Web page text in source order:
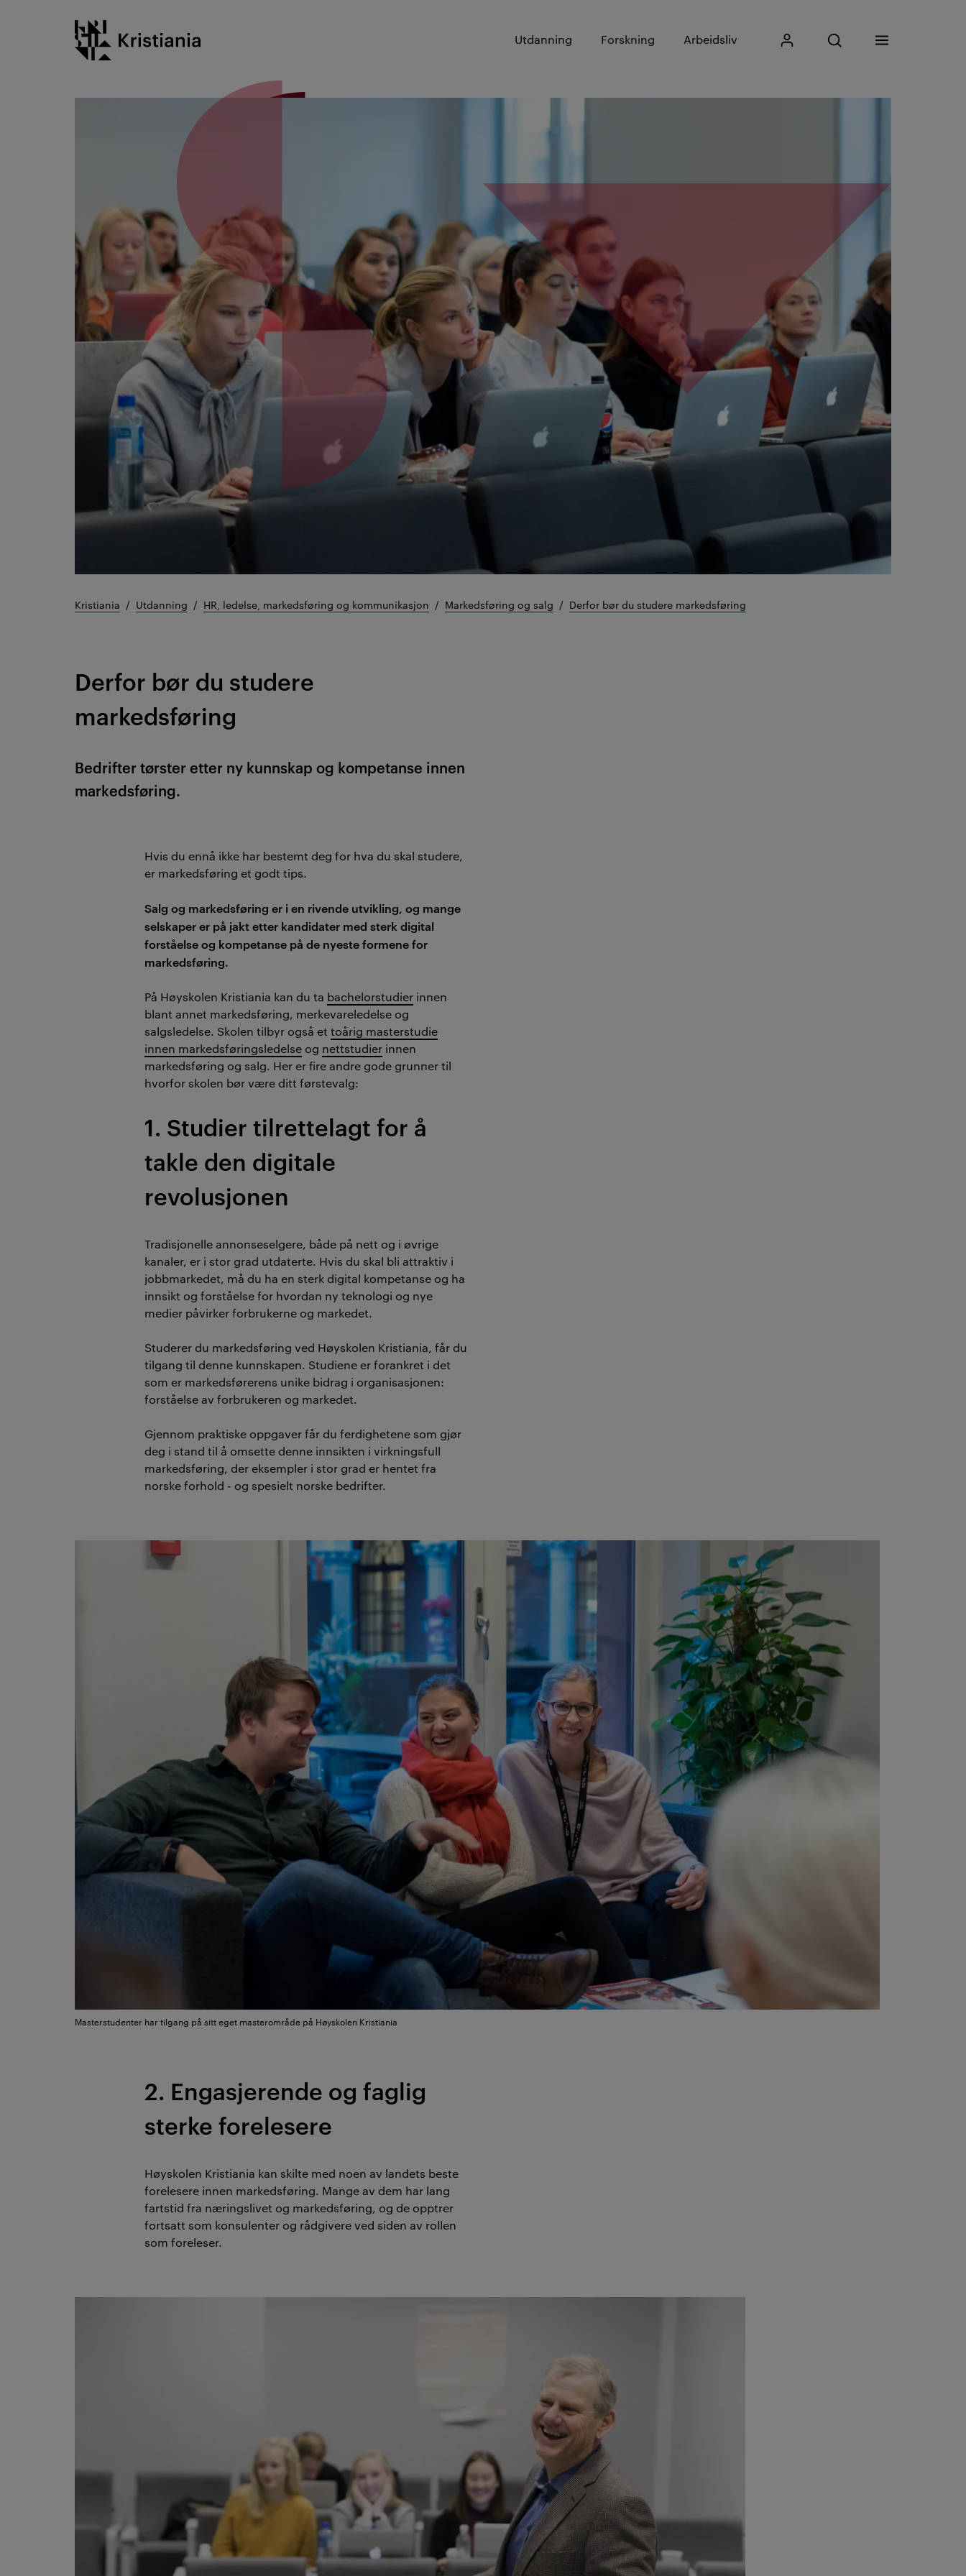
Kristiania logo
Utdanning Forskning Arbeidsliv Mitt KristianiaÅpne søk
Skriv inn søkefrase
Søk
Meny
Kristiania Utdanning HR, ledelse, markedsføring og kommunikasjon Markedsføring og salg Derfor bør du studere markedsføring
Derfor bør du studere
markedsføring
Bedrifter tørster etter ny kunnskap og kompetanse innen
markedsføring.
Hvis du ennå ikke har bestemt deg for hva du skal studere,
er markedsføring et godt tips.
Salg og markedsføring er i en rivende utvikling, og mange
selskaper er på jakt etter kandidater med sterk digital
forståelse og kompetanse på de nyeste formene for
markedsføring.
På Høyskolen Kristiania kan du ta bachelorstudier innen
blant annet markedsføring, merkevareledelse og
salgsledelse. Skolen tilbyr også ettoårig masterstudie
innen markedsføringsledelse og nettstudier innen
markedsføring og salg. Her er fire andre gode grunner til
hvorfor skolen bør være ditt førstevalg:
1. Studier tilrettelagt for å
takle den digitale
revolusjonen
Tradisjonelle annonseselgere, både på nett og i øvrige
kanaler, er i stor grad utdaterte. Hvis du skal bli attraktiv i
jobbmarkedet, må du ha en sterk digital kompetanse og ha
innsikt og forståelse for hvordan ny teknologi og nye
medier påvirker forbrukerne og markedet.
Studerer du markedsføring ved Høyskolen Kristiania, får du
tilgang til denne kunnskapen. Studiene er forankret i det
som er markedsførerens unike bidrag i organisasjonen:
forståelse av forbrukeren og markedet.
Gjennom praktiske oppgaver får du ferdighetene som gjør
deg i stand til å omsette denne innsikten i virkningsfull
markedsføring, der eksempler i stor grad er hentet fra
norske forhold - og spesielt norske bedrifter.
Masterstudenter har tilgang på sitt eget masterområde på Høyskolen Kristiania
2. Engasjerende og faglig
sterke forelesere
Høyskolen Kristiania kan skilte med noen av landets beste
forelesere innen markedsføring. Mange av dem har lang
fartstid fra næringslivet og markedsføring, og de opptrer
fortsatt som konsulenter og rådgivere ved siden av rollen
som foreleser.